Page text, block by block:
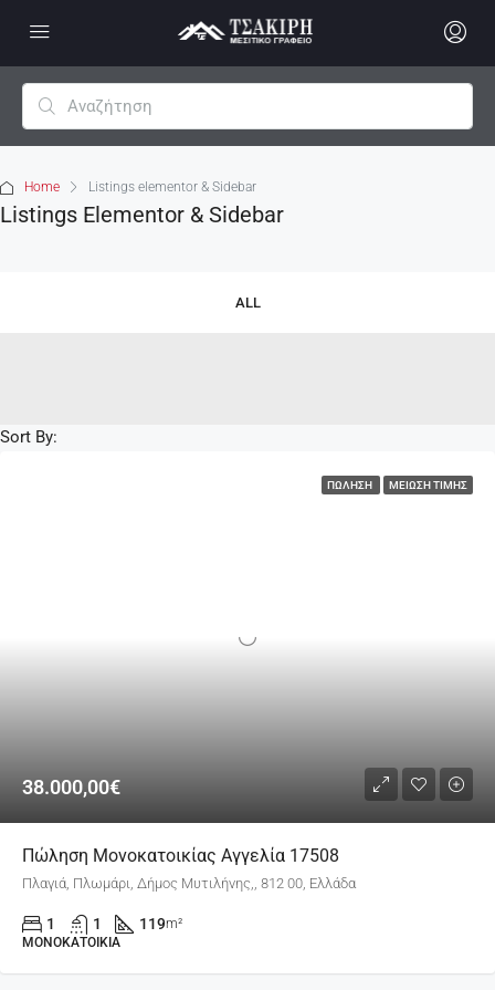
Home Listings elementor & Sidebar
Listings Elementor & Sidebar
ALL
Sort By:
ΠΏΛΗΣΗ ΜΕΊΩΣΗ ΤΙΜΉΣ
38.000,00€
Πώληση Μονοκατοικίας Αγγελία 17508
Πλαγιά, Πλωμάρι, Δήμος Μυτιλήνης,, 812 00, Ελλάδα
1 1 119m²
ΜΟΝΟΚΑΤΟΙΚΊΑ